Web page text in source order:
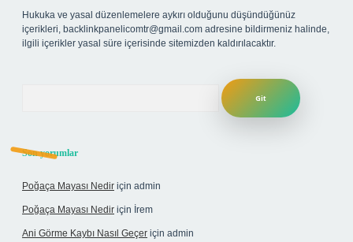
Hukuka ve yasal düzenlemelere aykırı olduğunu düşündüğünüz
içerikleri, backlinkpanelicomtr@gmail.com adresine bildirmeniz halinde,
ilgili içerikler yasal süre içerisinde sitemizden kaldırılacaktır.
Son yorumlar
Poğaça Mayası Nedir için admin
Poğaça Mayası Nedir için İrem
Ani Görme Kaybı Nasıl Geçer için admin